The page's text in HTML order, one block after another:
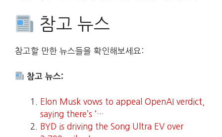
참고 뉴스
참고할 만한 뉴스들을 확인해보세요:
참고 뉴스:
Elon Musk vows to appeal OpenAI verdict,
saying there’s ‘…
BYD is driving the Song Ultra EV over